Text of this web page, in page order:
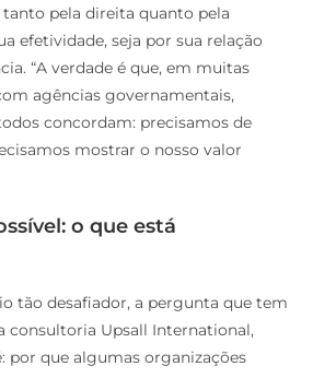
efetividade, seja por sua relação
“A verdade é que, em muitas
agências governamentais,
concordam: precisamos de
mostrar o nosso valor
consultoria Upsall International,
por que algumas organizações
sob tanta pressão, enquanto